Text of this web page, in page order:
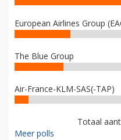
European Airlines Group
The Blue Group
Air-France-KLM-SAS(-TAP)
Totaal
Meer polls